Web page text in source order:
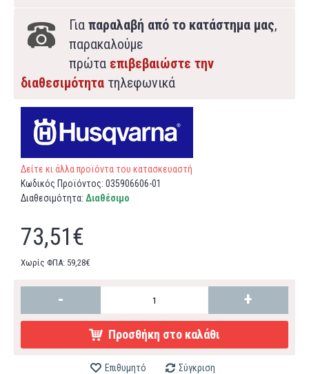
Για παραλαβή από το κατάστημα μας,
παρακαλούμε
πρώτα επιβεβαιώστε την
διαθεσιμότητα τηλεφωνικά
Δείτε κι άλλα προϊόντα του κατασκευαστή
Κωδικός Προϊόντος: 035906606-01
Διαθεσιμότητα: Διαθέσιμο
73,51€
Χωρίς ΦΠΑ: 59,28€
- +
Προσθήκη στο καλάθι
Επιθυμητό Σύγκριση